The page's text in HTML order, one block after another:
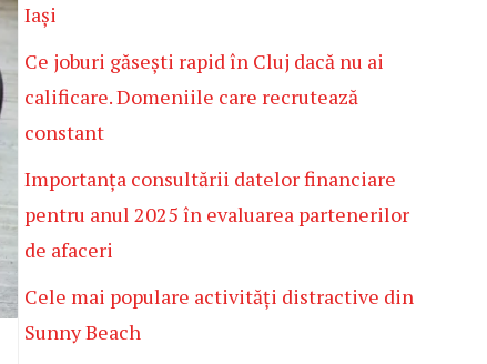
Iași
Ce joburi găsești rapid în Cluj dacă nu ai
calificare. Domeniile care recrutează
constant
Importanța consultării datelor financiare
pentru anul 2025 în evaluarea partenerilor
de afaceri
Cele mai populare activități distractive din
Sunny Beach